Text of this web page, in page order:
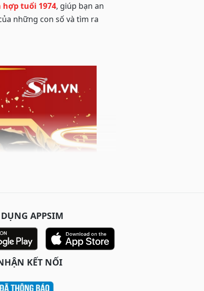
hợp tuổi 1974, giúp bạn an
những con số và tìm ra
APPSIM
KẾT NỐI